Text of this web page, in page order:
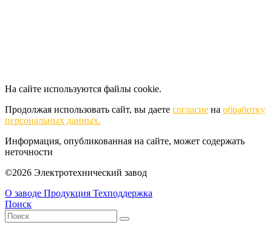
На сайте используются файлы cookie.
Продолжая использовать сайт, вы даете согласие на обработку
персональных данных.
Информация, опубликованная на сайте, может содержать
неточности
©2026 Электротехнический завод
О заводе Продукция Техподдержка
Поиск